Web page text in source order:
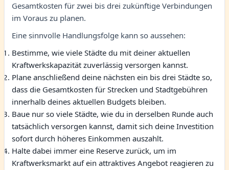
Gesamtkosten für zwei bis drei zukünftige Verbindungen
im Voraus zu planen.
Eine sinnvolle Handlungsfolge kann so aussehen:
Bestimme, wie viele Städte du mit deiner aktuellen
Kraftwerkskapazität zuverlässig versorgen kannst.
Plane anschließend deine nächsten ein bis drei Städte so,
dass die Gesamtkosten für Strecken und Stadtgebühren
innerhalb deines aktuellen Budgets bleiben.
Baue nur so viele Städte, wie du in derselben Runde auch
tatsächlich versorgen kannst, damit sich deine Investition
sofort durch höheres Einkommen auszahlt.
Halte dabei immer eine Reserve zurück, um im
Kraftwerksmarkt auf ein attraktives Angebot reagieren zu